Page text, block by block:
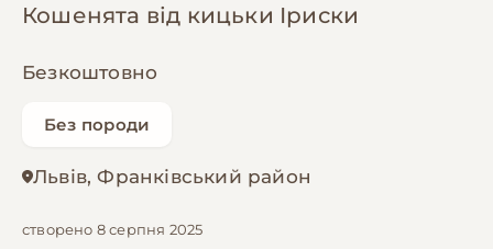
Кошенята від кицьки Іриски
Безкоштовно
Без породи
Львів, Франківський район
створено 8 серпня 2025